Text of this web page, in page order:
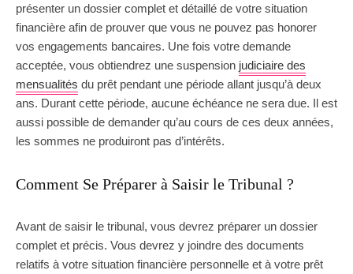
présenter un dossier complet et détaillé de votre situation
financière afin de prouver que vous ne pouvez pas honorer
vos engagements bancaires. Une fois votre demande
acceptée, vous obtiendrez une suspension judiciaire des
mensualités du prêt pendant une période allant jusqu’à deux
ans. Durant cette période, aucune échéance ne sera due. Il est
aussi possible de demander qu’au cours de ces deux années,
les sommes ne produiront pas d’intérêts.
Comment Se Préparer à Saisir le Tribunal ?
Avant de saisir le tribunal, vous devrez préparer un dossier
complet et précis. Vous devrez y joindre des documents
relatifs à votre situation financière personnelle et à votre prêt